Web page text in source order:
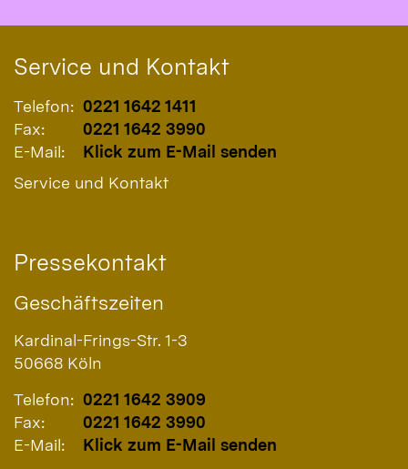
Service und Kontakt
Telefon: 0221 1642 1411
Fax:
0221 1642 3990
E-Mail:
Klick zum E-Mail senden
Service und Kontakt
Pressekontakt
Geschäftszeiten
Kardinal-Frings-Str. 1-3
50668 Köln
Telefon: 0221 1642 3909
Fax:
0221 1642 3990
E-Mail:
Klick zum E-Mail senden